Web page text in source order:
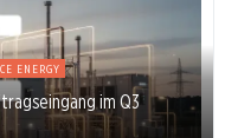
ENERGY
im Q3